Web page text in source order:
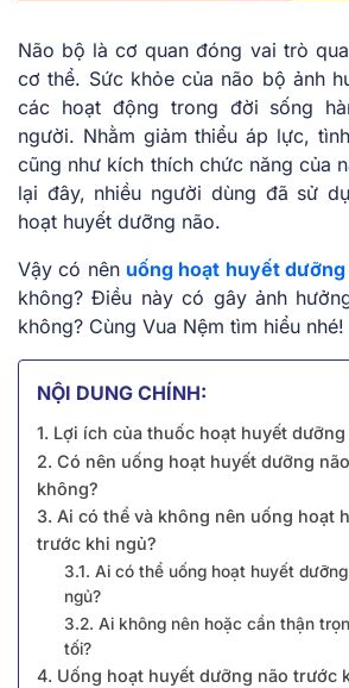
Não bộ là cơ quan đóng vai trò
cơ thể. Sức khỏe của não bộ ảnh
các hoạt động trong đời sống
người. Nhằm giảm thiểu áp lực,
cũng như kích thích chức năng của
lại đây, nhiều người dùng đã sử
hoạt huyết dưỡng não.
Vậy có nên uống hoạt huyết
không? Điều này có gây ảnh
không? Cùng Vua Nệm tìm hiểu nhé!
NỘI DUNG CHÍNH:
1. Lợi ích của thuốc hoạt huyết dưỡng
2. Có nên uống hoạt huyết dưỡng
không?
3. Ai có thể và không nên uống hoạt
trước khi ngủ?
3.1. Ai có thể uống hoạt huyết
ngủ?
3.2. Ai không nên hoặc cần thận
tối?
4. Uống hoạt huyết dưỡng não trước